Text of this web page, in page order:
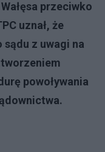
przeciwko
uznał, że
sądu z uwagi na
powoływania